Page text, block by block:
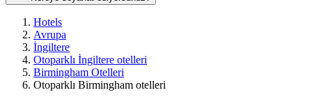
Hotels
Avrupa
İngiltere
Otoparklı İngiltere otelleri
Birmingham Otelleri
Otoparklı Birmingham otelleri